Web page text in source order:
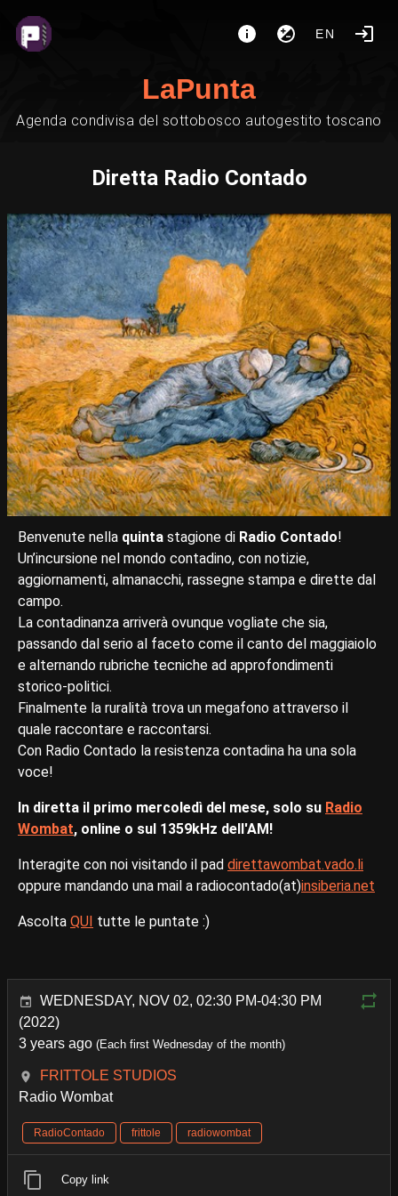
EN
LaPunta
Agenda condivisa del sottobosco autogestito toscano
Diretta Radio Contado
Benvenute nella quinta stagione di Radio Contado!
Un’incursione nel mondo contadino, con notizie,
aggiornamenti, almanacchi, rassegne stampa e dirette dal
campo.
La contadinanza arriverà ovunque vogliate che sia,
passando dal serio al faceto come il canto del maggiaiolo
e alternando rubriche tecniche ad approfondimenti
storico-politici.
Finalmente la ruralità trova un megafono attraverso il
quale raccontare e raccontarsi.
Con Radio Contado la resistenza contadina ha una sola
voce!
In diretta il primo mercoledì del mese, solo su Radio
Wombat, online o sul 1359kHz dell'AM!
Interagite con noi visitando il pad direttawombat.vado.li
oppure mandando una mail a radiocontado(at)insiberia.net
Ascolta QUI tutte le puntate :)
WEDNESDAY, NOV 02, 02:30 PM-04:30 PM
(2022)
3 years ago (Each first Wednesday of the month)
FRITTOLE STUDIOS
Radio Wombat
RadioContado frittole radiowombat
Copy link